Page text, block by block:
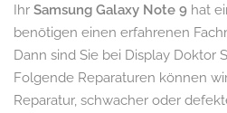
Ihr Samsung Galaxy Note 9 hat
benötigen einen erfahrenen
Dann sind Sie bei Display Doktor
Folgende Reparaturen können
Reparatur, schwacher oder